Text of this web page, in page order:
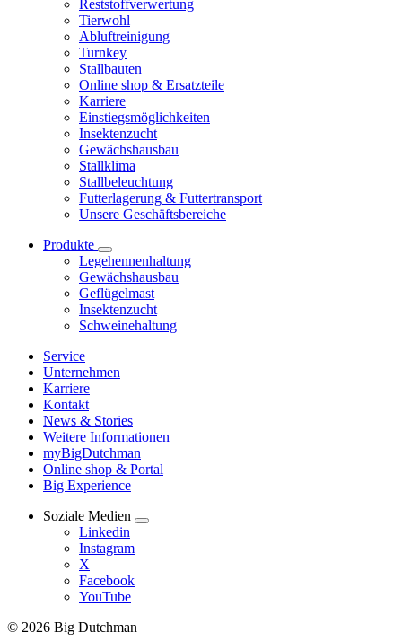
Reststoffverwertung
Tierwohl
Abluftreinigung
Turnkey
Stallbauten
Online shop & Ersatzteile
Karriere
Einstiegsmöglichkeiten
Insektenzucht
Gewächshausbau
Stallklima
Stallbeleuchtung
Futterlagerung & Futtertransport
Unsere Geschäftsbereiche
Produkte
Legehennenhaltung
Gewächshausbau
Geflügelmast
Insektenzucht
Schweinehaltung
Service
Unternehmen
Karriere
Kontakt
News & Stories
Weitere Informationen
myBigDutchman
Online shop & Portal
Big Experience
Soziale Medien
Linkedin
Instagram
X
Facebook
YouTube
© 2026 Big Dutchman